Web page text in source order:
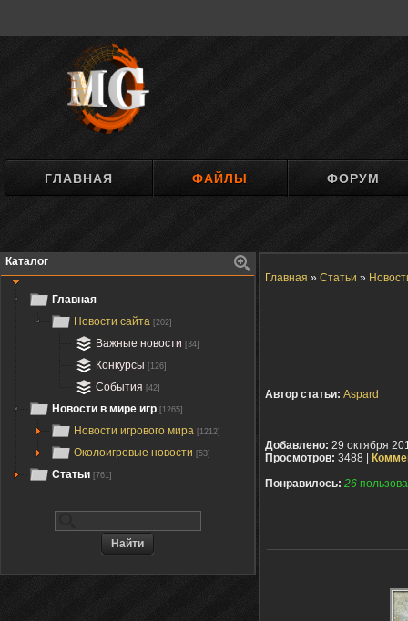
ГЛАВНАЯ ФАЙЛЫ ФОРУМ
Каталог
Главная
Новости сайта [202]
Важные новости [34]
Конкурсы [126]
События [42]
Новости в мире игр [1265]
Новости игрового мира [1212]
Околоигровые новости [53]
Статьи [761]
Главная » Статьи »
Автор статьи: Aspard
Добавлено: 29 октября
Просмотров: 3488 |
Понравилось: 26